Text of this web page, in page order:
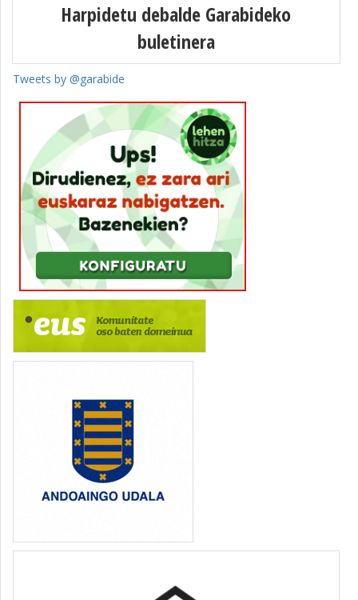
Harpidetu debalde Garabideko
buletinera
Tweets by @garabide